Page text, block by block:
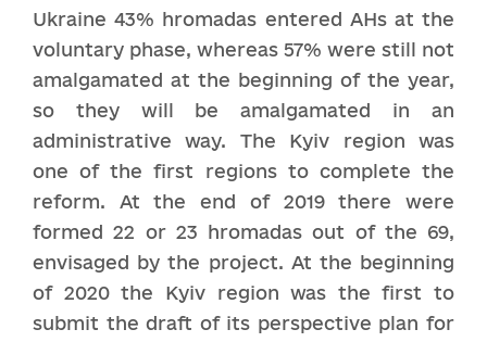
Ukraine 43% hromadas entered AHs at the
voluntary phase, whereas 57% were still not
amalgamated at the beginning of the year,
so they will be amalgamated in an
administrative way. The Kyiv region was
one of the first regions to complete the
reform. At the end of 2019 there were
formed 22 or 23 hromadas out of the 69,
envisaged by the project. At the beginning
of 2020 the Kyiv region was the first to
submit the draft of its perspective plan for